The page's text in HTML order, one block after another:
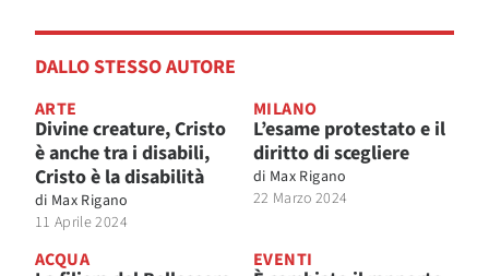
DALLO STESSO AUTORE
ARTE
Divine creature, Cristo
è anche tra i disabili,
Cristo è la disabilità
di Max Rigano
11 Aprile 2024
MILANO
L’esame protestato e il
diritto di scegliere
di Max Rigano
22 Marzo 2024
ACQUA EVENTI